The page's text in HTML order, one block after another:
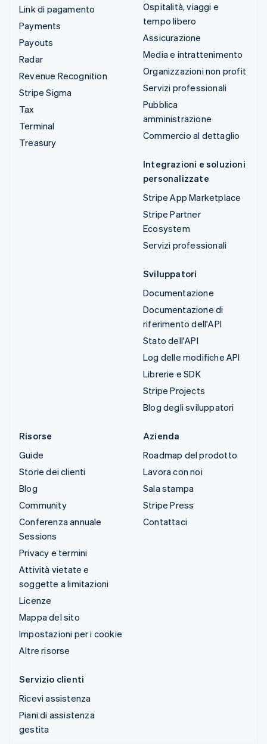
Link di pagamento
Payments
Payouts
Radar
Revenue Recognition
Stripe Sigma
Tax
Terminal
Treasury
Ospitalità, viaggi e
tempo libero
Assicurazione
Media e intrattenimento
Organizzazioni non profit
Servizi professionali
Pubblica
amministrazione
Commercio al dettaglio
Integrazioni e soluzioni
personalizzate
Stripe App Marketplace
Stripe Partner
Ecosystem
Servizi professionali
Sviluppatori
Documentazione
Documentazione di
riferimento dell'API
Stato dell'API
Log delle modifiche API
Librerie e SDK
Stripe Projects
Blog degli sviluppatori
Risorse
Guide
Storie dei clienti
Blog
Community
Conferenza annuale
Sessions
Privacy e termini
Attività vietate e
soggette a limitazioni
Licenze
Mappa del sito
Impostazioni per i cookie
Altre risorse
Azienda
Roadmap del prodotto
Lavora con noi
Sala stampa
Stripe Press
Contattaci
Servizio clienti
Ricevi assistenza
Piani di assistenza
gestita